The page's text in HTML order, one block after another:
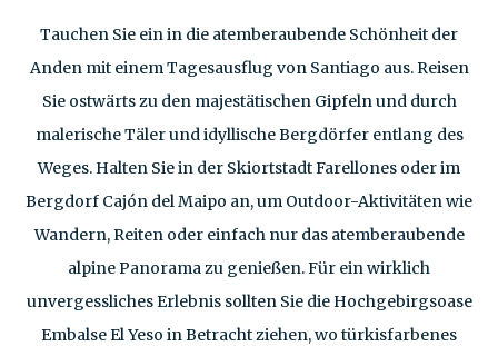
Tauchen Sie ein in die atemberaubende Schönheit der
Anden mit einem Tagesausflug von Santiago aus. Reisen
Sie ostwärts zu den majestätischen Gipfeln und durch
malerische Täler und idyllische Bergdörfer entlang des
Weges. Halten Sie in der Skiortstadt Farellones oder im
Bergdorf Cajón del Maipo an, um Outdoor-Aktivitäten wie
Wandern, Reiten oder einfach nur das atemberaubende
alpine Panorama zu genießen. Für ein wirklich
unvergessliches Erlebnis sollten Sie die Hochgebirgsoase
Embalse El Yeso in Betracht ziehen, wo türkisfarbenes